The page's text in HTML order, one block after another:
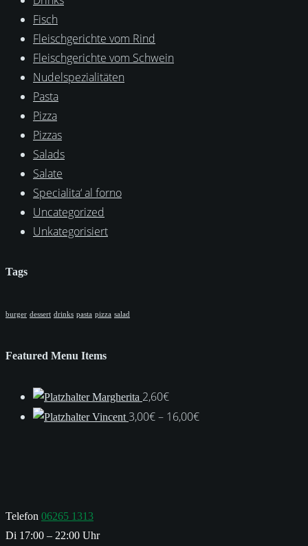
Fisch
Fleischgerichte vom Rind
Fleischgerichte vom Schwein
Nudelspezialitäten
Pasta
Pizza
Pizzas
Salads
Salate
Specialita‘ al forno
Uncategorized
Unkategorisiert
Tags
burger dessert drinks pasta pizza salad
Featured Menu Items
Margherita 2,60€
Vincent 3,00€– 16,00€Preisspanne:
Telefon 06265 1313
Di 17:00 – 22:00 Uhr